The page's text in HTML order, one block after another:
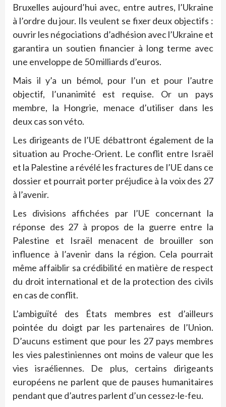
Bruxelles aujourd’hui avec, entre autres, l’Ukraine
à l’ordre du jour. Ils veulent se fixer deux objectifs :
ouvrir les négociations d’adhésion avec l’Ukraine et
garantira un soutien financier à long terme avec
une enveloppe de 50 milliards d’euros.
Mais il y’a un bémol, pour l’un et pour l’autre
objectif, l’unanimité est requise. Or un pays
membre, la Hongrie, menace d’utiliser dans les
deux cas son véto.
Les dirigeants de l’UE débattront également de la
situation au Proche-Orient. Le conflit entre Israël
et la Palestine a révélé les fractures de l’UE dans ce
dossier et pourrait porter préjudice à la voix des 27
à l’avenir.
Les divisions affichées par l’UE concernant la
réponse des 27 à propos de la guerre entre la
Palestine et Israël menacent de brouiller son
influence à l’avenir dans la région. Cela pourrait
même affaiblir sa crédibilité en matière de respect
du droit international et de la protection des civils
en cas de conflit.
L’ambiguïté des États membres est d’ailleurs
pointée du doigt par les partenaires de l’Union.
D’aucuns estiment que pour les 27 pays membres
les vies palestiniennes ont moins de valeur que les
vies israéliennes. De plus, certains dirigeants
européens ne parlent que de pauses humanitaires
pendant que d’autres parlent d’un cessez-le-feu.